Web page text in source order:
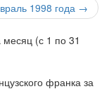
1998 года →
франка за